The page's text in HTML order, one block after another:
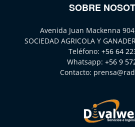
SOBRE
Avenida Juan Mackenna
SOCIEDAD AGRICOLA Y
Teléfono: +56 64
Whatsapp: +56 9
Contacto: